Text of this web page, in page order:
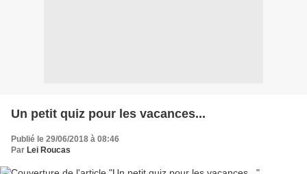
Un petit quiz pour les vacances...
Publié le 29/06/2018 à 08:46
Par Lei Roucas